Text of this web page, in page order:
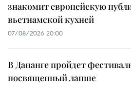
знакомит европейскую
вьетнамской кухней
07/08/2026 20:00
В Дананге пройдет
посвященный лапше